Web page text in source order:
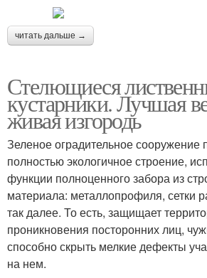
читать дальше →
Стелющиеся
кустарники. Лучшая
живая изгородь
Зеленое оградительное сооружение
полностью экологичное строение,
функции полноценного забора из
материала: металлопрофиля, сетки
так далее. То есть, защищает
проникновения посторонних лиц,
способно скрыть мелкие дефекты
на нем.